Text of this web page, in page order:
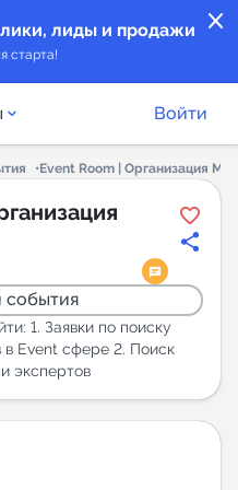
close
лиды и продажи
старта!
в Telegram
Войти
Event Room | Организация
события
1. Заявки по поиску
в Event сфере 2. Поиск
экспертов